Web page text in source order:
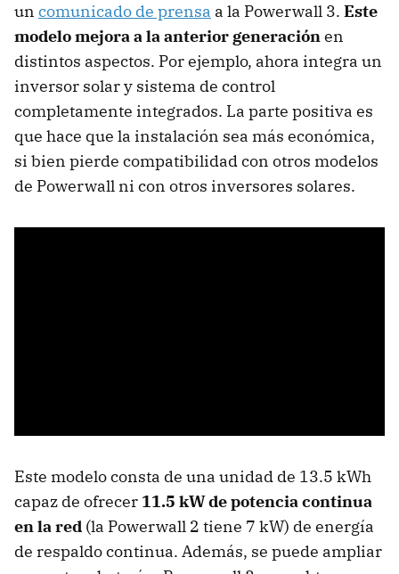
un comunicado de prensa a la Powerwall 3. Este
modelo mejora a la anterior generaciónen
distintos aspectos. Por ejemplo, ahora integra un
inversor solar y sistema de control
completamente integrados. La parte positiva es
que hace que la instalación sea más económica,
si bien pierde compatibilidad con otros modelos
de Powerwall ni con otros inversores solares.
Este modelo consta de una unidad de 13.5 kWh
capaz de ofrecer 11.5 kW de potencia continua
en la red (la Powerwall 2 tiene 7 kW) de energía
de respaldo continua. Además, se puede ampliar